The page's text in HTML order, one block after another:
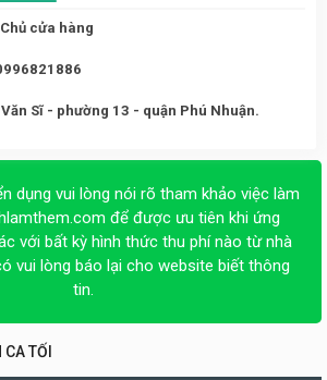
Chủ cửa hàng
Sĩ - phường 13 - quận Phú Nhuận.
dụng vui lòng nói rõ tham khảo việc làm
để được ưu tiên khi ứng
với bất kỳ hình thức thu phí nào từ nhà
vui lòng báo lại cho website biết thông
tin.
TỐI